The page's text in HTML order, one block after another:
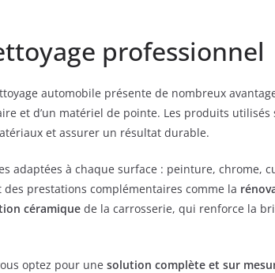
professionnel
automobile présente de nombreux
et d’un matériel de pointe. Les produits utilisés
et assurer un résultat durable.
adaptées à chaque surface : peinture, chrome,
prestations complémentaires comme la
céramique de la carrosserie, qui renforce la
optez pour une solution complète et sur